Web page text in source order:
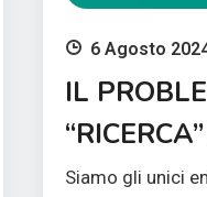
6 Agosto
IL
Siamo gli unici